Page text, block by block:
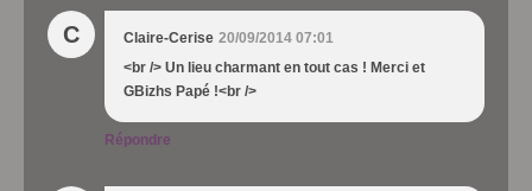
C Claire-Cerise 20/09/2014 07:01
<br /> Un lieu charmant en tout cas ! Merci et
GBizhs Papé !<br />
Répondre